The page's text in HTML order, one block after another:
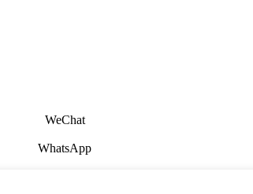
WeChat
WhatsApp